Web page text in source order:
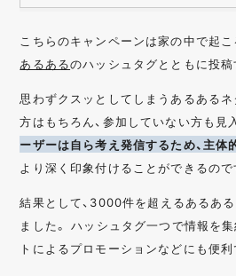
こちらのキャンペーンは家の中で起
あるあるのハッシュタグとともに投稿
思わずクスッとしてしまうあるある
方はもちろん、参加していない方も見
ーザーは自ら考え発信するため、主体
より深く印象付けることができるので
結果として、3000件を超えるあるあ
ました。 ハッシュタグ一つで情報を
トによるプロモーションなどにも便利